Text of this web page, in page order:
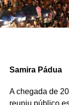
Samira Pádua
A chegada de
reuniu público